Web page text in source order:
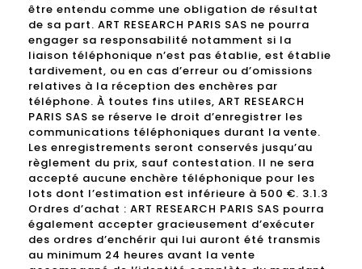
être entendu comme une obligation de résultat
de sa part. ART RESEARCH PARIS SAS ne pourra
engager sa responsabilité notamment si la
liaison téléphonique n’est pas établie, est établie
tardivement, ou en cas d’erreur ou d’omissions
relatives à la réception des enchères par
téléphone. À toutes fins utiles, ART RESEARCH
PARIS SAS se réserve le droit d’enregistrer les
communications téléphoniques durant la vente.
Les enregistrements seront conservés jusqu’au
règlement du prix, sauf contestation. Il ne sera
accepté aucune enchère téléphonique pour les
lots dont l’estimation est inférieure à 500 €. 3.1.3
Ordres d’achat : ART RESEARCH PARIS SAS pourra
également accepter gracieusement d’exécuter
des ordres d’enchérir qui lui auront été transmis
au minimum 24 heures avant la vente